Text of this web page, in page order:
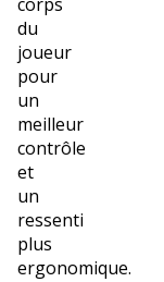
corps
du
joueur
pour
un
meilleur
contrôle
et
un
ressenti
plus
ergonomique.